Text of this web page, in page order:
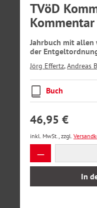
TVöD
Jahrbuch mit
der
Jörg Effertz,Andreas
Buch
46,95 €
inkl. MwSt., zzgl.
Produkt
In